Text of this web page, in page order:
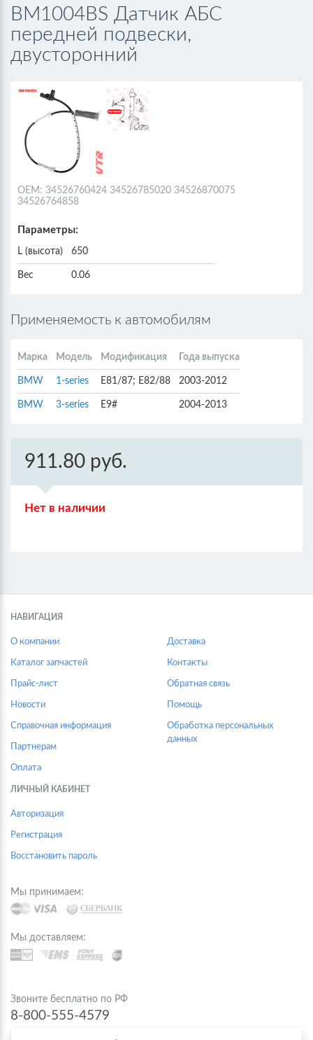
BM1004BS Датчик АБС
передней подвески,
двусторонний
ОЕМ: 34526760424 34526785020 34526870075
34526764858
Параметры:
L (высота) 650
Вес 0.06
Применяемость к автомобилям
Марка Модель Модификация Года выпуска
BMW 1-series E81/87; E82/88 2003-2012
BMW 3-series E9# 2004-2013
911.80 руб.
Нет в наличии
НАВИГАЦИЯ
О компании
Каталог запчастей
Прайс-лист
Новости
Справочная информация
Партнерам
Оплата
Доставка
Контакты
Обратная связь
Помощь
Обработка персональных
данных
ЛИЧНЫЙ КАБИНЕТ
Авторизация
Регистрация
Восстановить пароль
Мы принимаем:
Мы доставляем:
Звоните бесплатно по РФ
8-800-555-4579